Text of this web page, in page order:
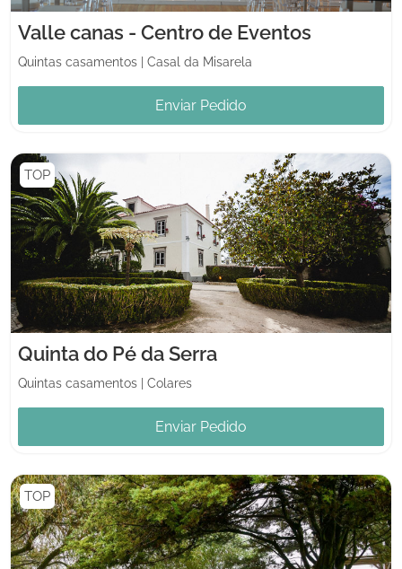
Valle canas - Centro de Eventos
Quintas casamentos Casal da Misarela
Enviar Pedido
TOP
Quinta do Pé da Serra
Quintas casamentos Colares
Enviar Pedido
TOP